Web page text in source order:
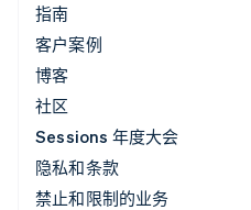
指南
客户案例
博客
社区
Sessions 年度大会
隐私和条款
禁止和限制的业务